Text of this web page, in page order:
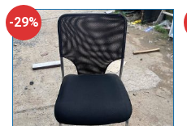
480,000₫.
-29%